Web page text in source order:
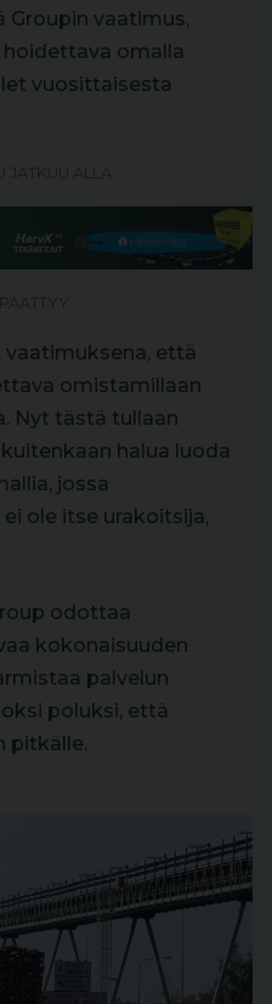
vaatimus,
omalla
vuosittaisesta
että
omistamillaan
Nyt tästä tullaan
halua luoda
jossa
ole itse urakoitsija,
odottaa
kokonaisuuden
palvelun
poluksi, että
pitkälle.